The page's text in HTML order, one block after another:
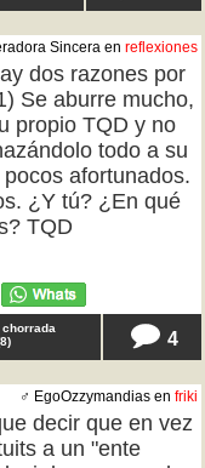
Sincera en reflexiones
dos razones por
Se aburre mucho,
propio TQD y no
todo a su
afortunados.
¿Y tú? ¿En qué
TQD
chorrada
8) 4
♂ EgoOzzymandias en friki
decir que en vez
a un "ente